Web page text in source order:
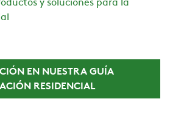
y soluciones para la
EN NUESTRA GUÍA
RESIDENCIAL